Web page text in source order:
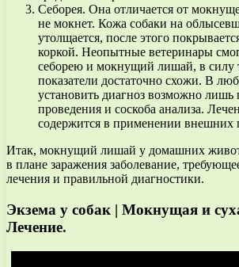
Себорея. Она отличается от
не мокнет. Кожа собаки на
утолщается, после этого
коркой. Неопытные ветеринары
себорею и мокнущий лишай, в силу
показатели достаточно схожи. В
установить диагноз возможно лишь
проведения и соскоба анализа.
содержится в применении внешних
Итак, мокнущий лишай у домашних
в плане заражения заболевание,
лечения и правильной диагностики.
Экзема у собак | Мокнущая и
Лечение.